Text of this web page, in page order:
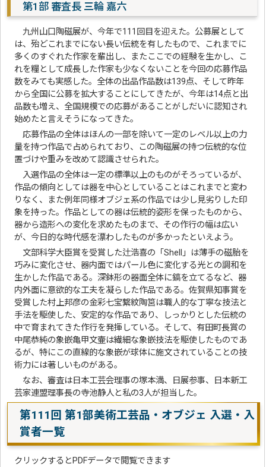
第1部 審査長 三輪 嘉六
九州山口陶磁展が、今年で111回目を迎えた。公募展として
は、殆どこれまでにない長い伝統を有したもので、これまでに
多くのすぐれた作家を輩出し、またここでの経験を生かし、こ
れを糧として成長した作家も少なくないことを今回の応募作品
数をみても実感した。全体の出品作品数は139点、そして昨年
から全国に公募を拡大することにしてきたが、今年は14点と出
品数も増え、全国規模での応募があることがしだいに認知され
始めたと言えそうになってきた。
応募作品の全体はほんの一部を除いて一定のレベル以上の力
量を持つ作品で占められており、この陶磁展の持つ伝統的な位
置づけや重みを改めて認識させられた。
入選作品の全体は一定の標準以上のものがそろっているが、
作品の傾向としては器を中心としていることはこれまでと変わ
りなく、また例年同様オブジェ系の作品では少し見劣りした印
象を持った。作品としての器は伝統的姿形を保ったものから、
器から造形への変化を求めたものまで、その作行の幅は広い
が、今日的な時代感を漂わしたものが多かったといえよう。
文部科学大臣賞を受賞した辻浩喜の「Shell」は薄手の磁胎を
巧みに変化させ、器内面ではパール色に変化する光との調和を
生かした作品である。深鉢形の器面全体に鎬を立てるなど、器
内外面に意欲的な工夫を凝らした作品である。佐賀県知事賞を
受賞した村上邦彦の金彩七宝繋紋陶筥は職人的な丁寧な技法と
手法を駆使した、安定的な作品であり、しっかりとした伝統の
中で育まれてきた作行を発揮している。そして、有田町長賞の
中尾恭純の象嵌亀甲文壷は繊細な象嵌技法を駆使したものであ
るが、特にこの直線的な象嵌が球体に施文されていることの技
術力には著しいものがある。
なお、審査は日本工芸会理事の塚本満、日展参事、日本新工
芸家連盟理事長の寺池静人と私の3人が担当した。
第111回 第1部美術工芸品・オブジェ 入選・入
賞者一覧
クリックするとPDFデータで閲覧できます